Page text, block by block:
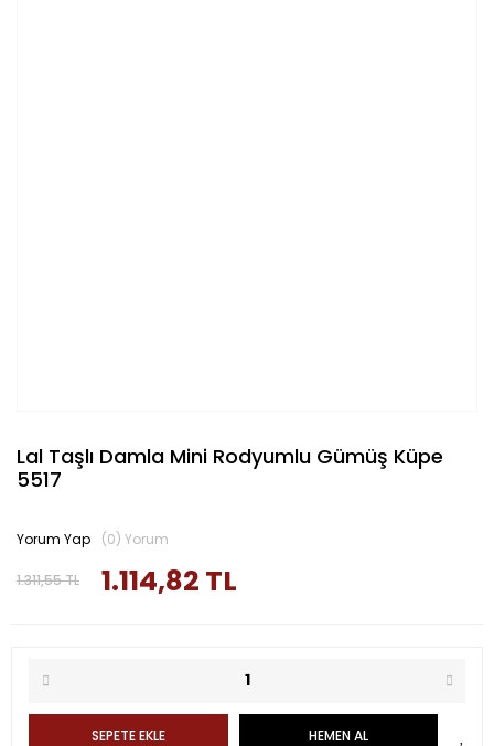
Lal Taşlı Damla Mini Rodyumlu Gümüş Küpe
5517
1.311,55 TL 1.114,82 TL
Yorum Yap (0) Yorum
SEPETE EKLE HEMEN AL